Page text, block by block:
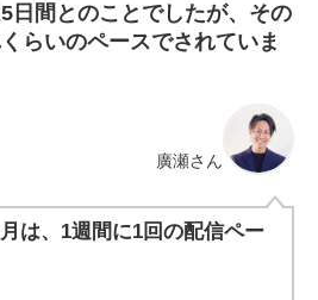
日間とのことでしたが、その
らいのペースでされていま
廣瀬さん
は、1週間に1回の配信ペー